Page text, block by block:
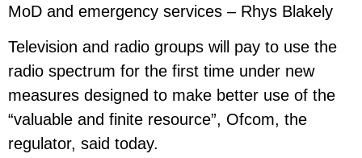
MoD and emergency services – Rhys Blakely
Television and radio groups will pay to use the
radio spectrum for the first time under new
measures designed to make better use of the
“valuable and finite resource”, Ofcom, the
regulator, said today.